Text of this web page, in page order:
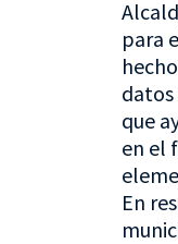
para
datos
que
en el
En